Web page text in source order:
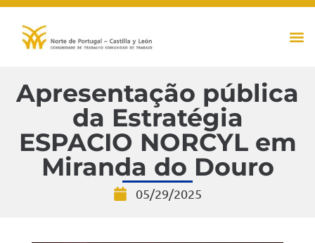
Apresentação pública
da Estratégia
ESPACIO NORCYL em
Miranda do Douro
05/29/2025